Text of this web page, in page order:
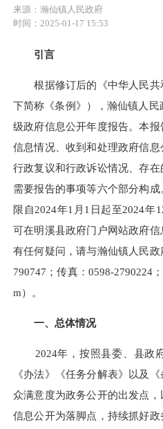
来源：瀚仙镇人民政府
时间：2025-01-17 15:53
引言
根据修订后的《中华人民共
下简称《条例》），瀚仙镇人
级政府信息公开年度报告。本
信息情况、收到和处理政府信
行政复议和行政诉讼情况、存
需要报告的事项等六个部分构
限自2024年1月1日起至2024年
可在明溪县政府门户网站政府
有任何疑问，请与瀚仙镇人民
790747；传真：0598-2790224
m）。
一、总体情况
2024年，按照县委、县政
《办法》《任务分解表》以及
众满意度为政务公开的出发点
信息公开为落脚点，持续抓好